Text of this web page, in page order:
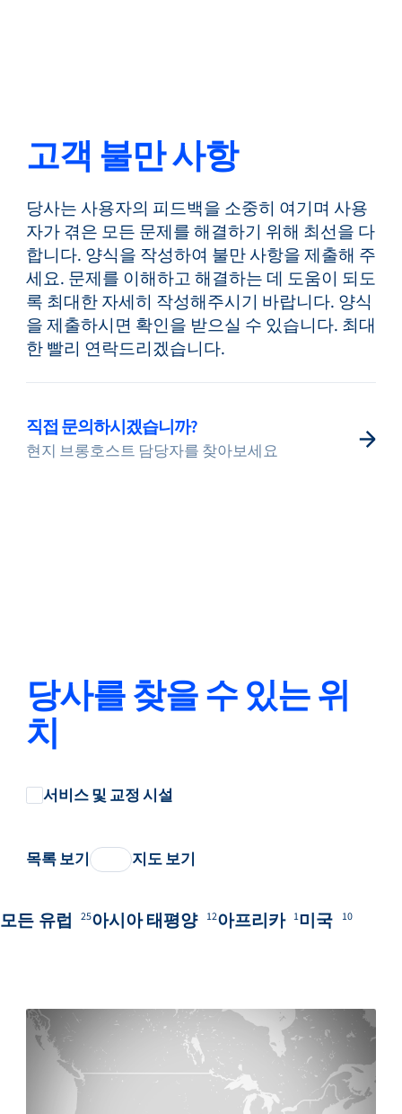
뒤로
찾기... KO
제품
마켓
서비스 및 지원
연락하기
고객 불만 사항
당사는 사용자의 피드백을 소중히 여기며 사용
자가 겪은 모든 문제를 해결하기 위해 최선을 다
합니다. 양식을 작성하여 불만 사항을 제출해 주
세요. 문제를 이해하고 해결하는 데 도움이 되도
록 최대한 자세히 작성해주시기 바랍니다. 양식
을 제출하시면 확인을 받으실 수 있습니다. 최대
한 빨리 연락드리겠습니다.
직접 문의하시겠습니까?
현지 브롱호스트 담당자를 찾아보세요
당사를 찾을 수 있는 위
치
서비스 및 교정 시설
목록 보기 지도 보기
모든 유럽 25아시아 태평양 12아프리카 1미국 10